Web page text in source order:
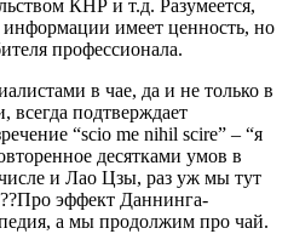
КНР и т.д. Разумеется,
информации имеет ценность, но
профессионала.
в чае, да и не только в
всегда подтверждает
“scio me nihil scire” – “я
десятками умов в
и Лао Цзы, раз уж мы тут
эффект Даннинга-
а мы продолжим про чай.